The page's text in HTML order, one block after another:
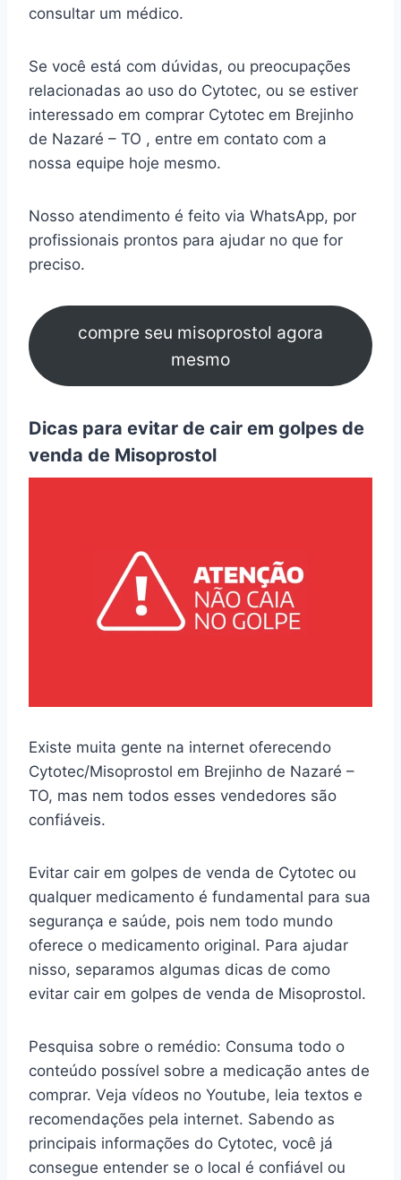
consultar um médico.
Se você está com dúvidas, ou preocupações
relacionadas ao uso do Cytotec, ou se estiver
interessado em comprar Cytotec em Brejinho
de Nazaré – TO , entre em contato com a
nossa equipe hoje mesmo.
Nosso atendimento é feito via WhatsApp, por
profissionais prontos para ajudar no que for
preciso.
compre seu misoprostol agora
mesmo
Dicas para evitar de cair em golpes de
venda de Misoprostol
Existe muita gente na internet oferecendo
Cytotec/Misoprostol em Brejinho de Nazaré –
TO, mas nem todos esses vendedores são
confiáveis.
Evitar cair em golpes de venda de Cytotec ou
qualquer medicamento é fundamental para sua
segurança e saúde, pois nem todo mundo
oferece o medicamento original. Para ajudar
nisso, separamos algumas dicas de como
evitar cair em golpes de venda de Misoprostol.
Pesquisa sobre o remédio: Consuma todo o
conteúdo possível sobre a medicação antes de
comprar. Veja vídeos no Youtube, leia textos e
recomendações pela internet. Sabendo as
principais informações do Cytotec, você já
consegue entender se o local é confiável ou